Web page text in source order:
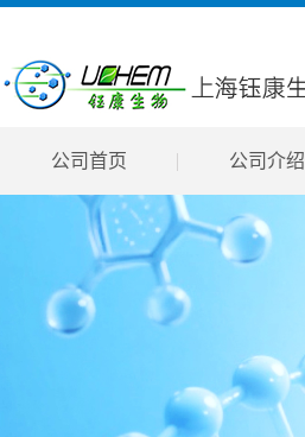
公司首页 公司介绍